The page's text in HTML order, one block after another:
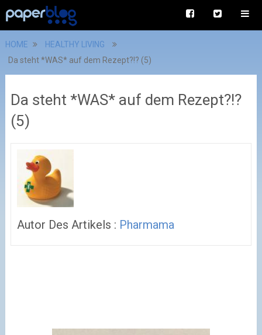
HOME
HEALTHY LIVING
Da steht *WAS* auf dem Rezept?!? (5)
Da steht *WAS* auf dem Rezept?!?
(5)
Autor Des Artikels : Pharmama